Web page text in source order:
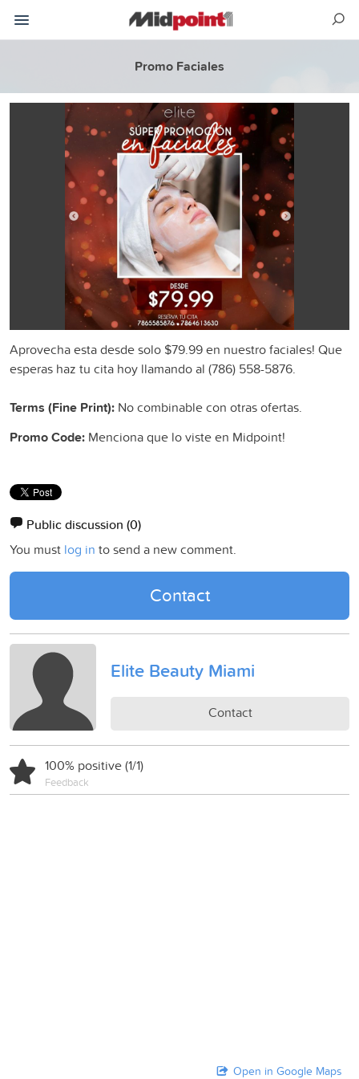
Promo Faciales
Aprovecha esta desde solo $79.99 en nuestro faciales! Que
esperas haz tu cita hoy llamando al (786) 558-5876.
Terms (Fine Print): No combinable con otras ofertas.
Promo Code: Menciona que lo viste en Midpoint!
Public discussion (0)
You must log in to send a new comment.
Contact
Elite Beauty Miami
Contact
100% positive (1/1)
Feedback
Open in Google Maps